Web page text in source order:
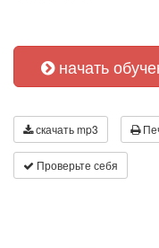
начать
скачать mp3
Проверьте себя